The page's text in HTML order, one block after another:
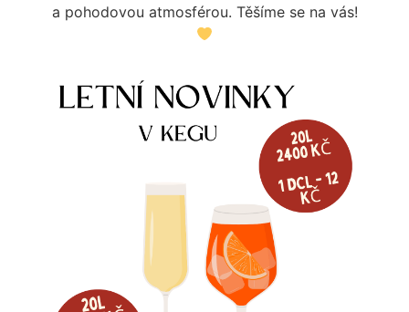
MAZACÍ TUK TUBA PARALIQ
Více informací
KOLEČKO TERMOSTATU
50Kč
Skladem
Více informací
a pohodovou atmosférou. Těšíme se na vás!